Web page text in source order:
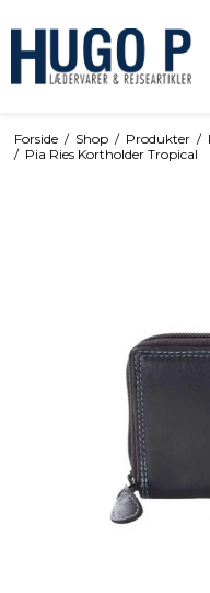
Forside / Shop / Produkter /
/ Pia Ries Kortholder Tropical